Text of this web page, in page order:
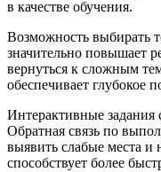
в качестве обучения.
Возможность выбирать
значительно повышает
вернуться к сложным
обеспечивает глубокое
Интерактивные задания
Обратная связь по
выявить слабые места и
способствует более